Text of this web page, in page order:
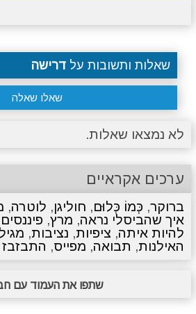
שאלות ותשובות על דרישה
שאלו שאלה
לא נמצאו שאלות.
ערכים אקראיים
ברוקר, כְּמוֹ כְּלוּם, חוליגן, לוטרה,
איך שהביסלי נראה, מרץ, פיננסים
להיות איתה, ציפיות, נציבות,
האילנות, תבואה, מפייס, התבזבז
שתפו את העמוד עם